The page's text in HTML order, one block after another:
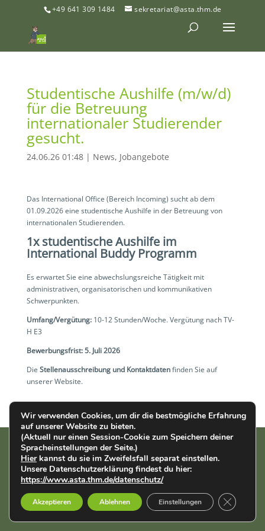
+49 641 309 1484 sekretariat@asta.thm.de
Studentische Aushilfe (m/w/d)
für die Betreuung
internationaler Studierender
gesucht.
24.06.26 01:48| News, Jobangebote
Das International Office (Bereich Incoming) sucht ab dem
01.09.2026 eine studentische Aushilfe in der Betreuung von
internationalen Studierenden.
1x studentische Aushilfe im
International Buddy Programm
Es erwartet Sie eine abwechslungsreiche Tätigkeit mit
administrativen, organisatorischen und kommunikativen
Schwerpunkten.
Umfang/Vergütung:10-12 Stunden/Woche. Vergütung nach TV-
H E3
Bewerbungsfrist: 5. Juli 2026
Die Stellenausschreibung und Kontaktdatenfinden Sie auf
unserer Website.
AStA der THM | Wiesenstr. 14 | 35390 Gießen |Impressum
Datenschutz
Wir verwenden Cookies, um dir die bestmögliche Erfahrung
auf unserer Website zu bieten.
(Aktuell nur einen Session-Cookie zum Speichern deiner
Spracheinstellungen der Seite.)
Hierkannst du sie im Zweifelsfall separat einstellen.
Unsere Datenschutzerklärung findest du hier:
https://www.asta.thm.de/datenschutz/
Akzeptieren Ablehnen Einstellungen GDPR
English Français Deutsch